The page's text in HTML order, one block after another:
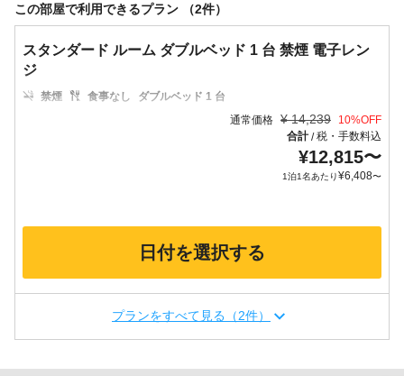
この部屋で利用できるプラン （2件）
スタンダード ルーム ダブルベッド 1 台 禁煙 電子レン
ジ
禁煙 食事なし
ダブルベッド 1 台
通常価格 ¥ 14,239 10%OFF
合計/税・手数料込
¥12,815〜
1泊1名あたり¥6,408〜
日付を選択する
プランをすべて見る（2件）